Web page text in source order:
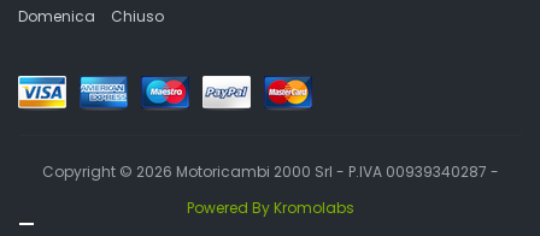
Domenica Chiuso
Copyright © 2026 Motoricambi 2000 Srl - P.IVA 00939340287 -
Powered By Kromolabs